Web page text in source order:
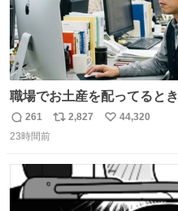
職場でお土産を配ってると
的な演技が毎回シンドい。
返
信
261
リ
ト
数
2,827
い
数
44,320
23時間前